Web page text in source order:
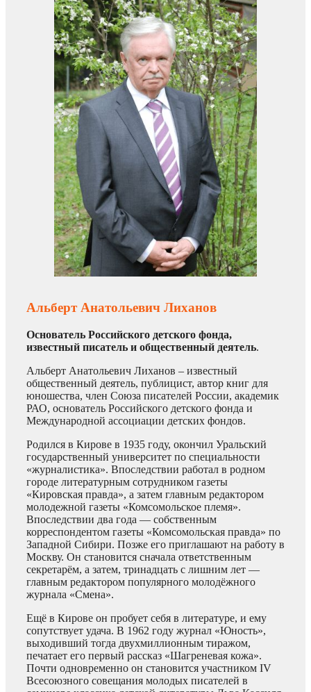
Альберт Анатольевич Лиханов
Основатель Российского детского фонда,
известный писатель и общественный деятель.
Альберт Анатольевич Лиханов – известный
общественный деятель, публицист, автор книг для
юношества, член Союза писателей России, академик
РАО, основатель Российского детского фонда и
Международной ассоциации детских фондов.
Родился в Кирове в 1935 году, окончил Уральский
государственный университет по специальности
«журналистика». Впоследствии работал в родном
городе литературным сотрудником газеты
«Кировская правда», а затем главным редактором
молодежной газеты «Комсомольское племя».
Впоследствии два года — собственным
корреспондентом газеты «Комсомольская правда» по
Западной Сибири. Позже его приглашают на работу в
Москву. Он становится сначала ответственным
секретарём, а затем, тринадцать с лишним лет —
главным редактором популярного молодёжного
журнала «Смена».
Ещё в Кирове он пробует себя в литературе, и ему
сопутствует удача. В 1962 году журнал «Юность»,
выходивший тогда двухмиллионным тиражом,
печатает его первый рассказ «Шагреневая кожа».
Почти одновременно он становится участником IV
Всесоюзного совещания молодых писателей в